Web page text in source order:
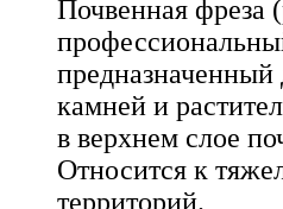
Почвенная фреза
предназначенный
камней и
в верхнем слое
Относится к
территорий.